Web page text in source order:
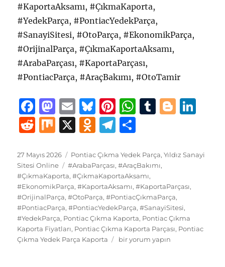
#KaportaAksamı, #ÇıkmaKaporta,
#YedekParça, #PontiacYedekParça,
#SanayiSitesi, #OtoParça, #EkonomikParça,
#OrijinalParça, #ÇıkmaKaportaAksamı,
#ArabaParçası, #KaportaParçası,
#PontiacParça, #AraçBakımı, #OtoTamir
F
a
c
e
b
o
o
k
M
a
st
o
d
o
n
E
m
ai
l
B
lu
e
s
k
y
Pi
n
te
re
st
W
s
A
p
p
T
bl
r
B
g e
R
d
di
t
M X
O
n
o
kl
a
ss
ni
T
e
g
r
a
m
a
re
Yayın
tarihi
27 Mayıs 2026 Kategoriler
Pontiac Çıkma Yedek Parça,Yıldız Sanayi
Sitesi Online
Etiketler
#ArabaParçası,#AraçBakımı,
#ÇıkmaKaporta,#ÇıkmaKaportaAksamı,
#EkonomikParça,#KaportaAksamı,#KaportaParçası,
#OrijinalParça,#OtoParça,#PontiacÇıkmaParça,
#PontiacParça,#PontiacYedekParça,#SanayiSitesi,
#YedekParça, Pontiac Çıkma Kaporta, Pontiac Çıkma
Kaporta Fiyatları, Pontiac Çıkma Kaporta Parçası, Pontiac
Çıkma Yedek Parça Kaporta
Pontiac
bir yorum yapın